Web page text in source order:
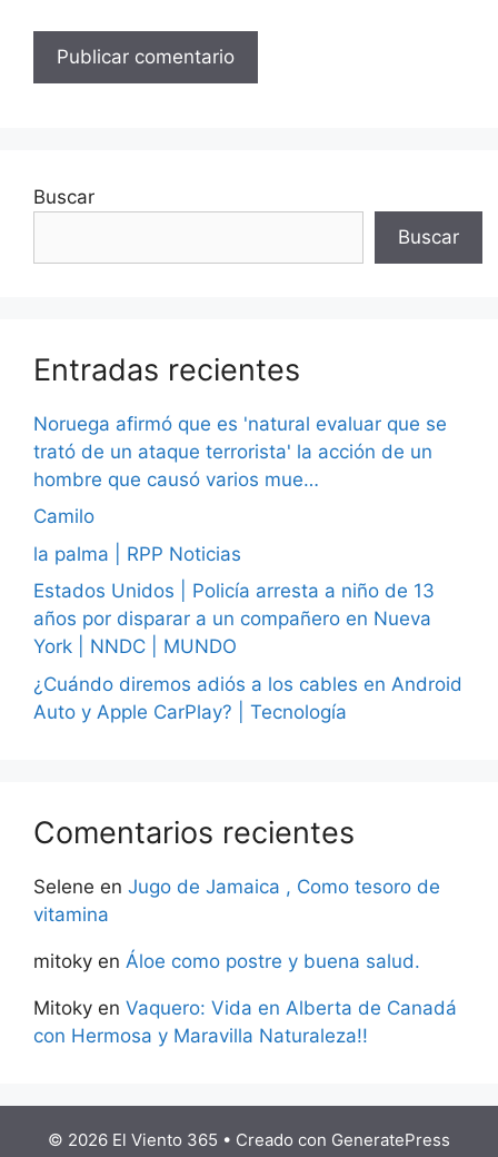
Buscar
Buscar
Entradas recientes
Noruega afirmó que es 'natural evaluar que se
trató de un ataque terrorista' la acción de un
hombre que causó varios mue…
Camilo
la palma | RPP Noticias
Estados Unidos | Policía arresta a niño de 13
años por disparar a un compañero en Nueva
York | NNDC | MUNDO
¿Cuándo diremos adiós a los cables en Android
Auto y Apple CarPlay? | Tecnología
Comentarios recientes
Selene en Jugo de Jamaica , Como tesoro de
vitamina
mitoky en Áloe como postre y buena salud.
Mitoky en Vaquero: Vida en Alberta de Canadá
con Hermosa y Maravilla Naturaleza!!
© 2026 El Viento 365 • Creado con GeneratePress